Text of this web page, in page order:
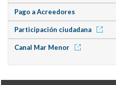
Pago a Acreedores
Participación ciudadana
Canal Mar Menor